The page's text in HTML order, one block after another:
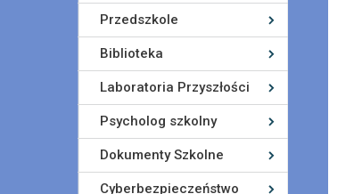
Przedszkole
Biblioteka
Laboratoria Przyszłości
Psycholog szkolny
Dokumenty Szkolne
Cyberbezpieczeństwo